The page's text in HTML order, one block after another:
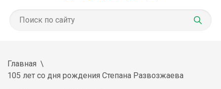
Главная
105 лет со дня рождения Степана Развозжаева